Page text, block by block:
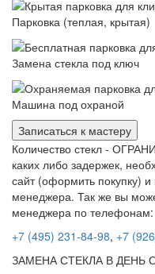
Парковка (теплая, крытая)
Замена стекла под ключ
Машина под охраной
Записаться к мастеру
Количество стекл -
каких либо задержек,
сайт (оформить покупку)
менеджера. Так же вы
менеджера по телефонам:
+7 (495) 231-84-98, +7
ЗАМЕНА СТЕКЛА В ДЕНЬ